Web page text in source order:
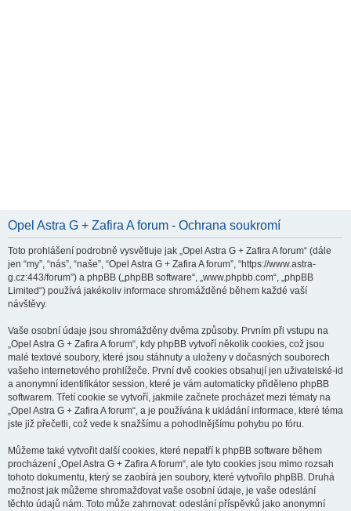
Opel Astra G + Zafira A forum - Ochrana soukromí
Toto prohlášení podrobně vysvětluje jak „Opel Astra G + Zafira A forum“ (dále
jen “my”, “nás”, “naše”, “Opel Astra G + Zafira A forum”, “https://www.astra-
g.cz:443/forum”) a phpBB („phpBB software“, „www.phpbb.com“, „phpBB
Limited“) používá jakékoliv informace shromážděné během každé vaší
návštěvy.
Vaše osobní údaje jsou shromážděny dvěma způsoby. Prvním při vstupu na
„Opel Astra G + Zafira A forum“, kdy phpBB vytvoří několik cookies, což jsou
malé textové soubory, které jsou stáhnuty a uloženy v dočasných souborech
vašeho internetového prohlížeče. První dvě cookies obsahují jen uživatelské-id
a anonymní identifikátor session, které je vám automaticky přiděleno phpBB
softwarem. Třetí cookie se vytvoří, jakmile začnete procházet mezi tématy na
„Opel Astra G + Zafira A forum“, a je používána k ukládání informace, které téma
jste již přečetli, což vede k snažšímu a pohodlnějšímu pohybu po fóru.
Můžeme také vytvořit další cookies, které nepatří k phpBB software během
procházení „Opel Astra G + Zafira A forum“, ale tyto cookies jsou mimo rozsah
tohoto dokumentu, který se zaobírá jen soubory, které vytvořilo phpBB. Druhá
možnost jak můžeme shromažďovat vaše osobní údaje, je vaše odeslání
těchto údajů nám. Toto může zahrnovat: odeslání příspěvků jako anonymní